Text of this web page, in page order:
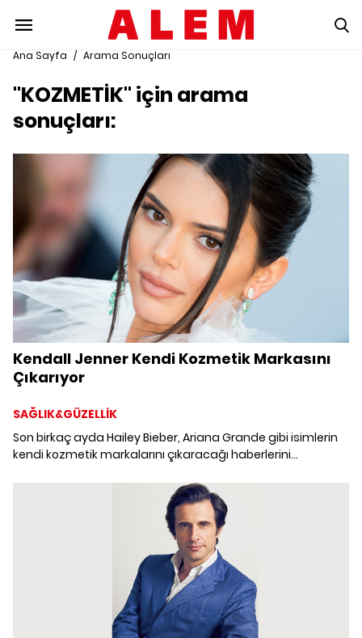
Ana Sayfa / Arama Sonuçları
"KOZMETİK" için arama
sonuçları:
Kendall Jenner Kendi Kozmetik Markasını
Çıkarıyor
SAĞLIK&GÜZELLİK
Son birkaç ayda Hailey Bieber, Ariana Grande gibi isimlerin
kendi kozmetik markalarını çıkaracağı haberlerini
kızkardeşlerinin izinden gitmeye karar verdi.